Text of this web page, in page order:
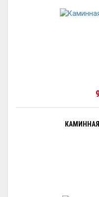
КАМИННАЯ